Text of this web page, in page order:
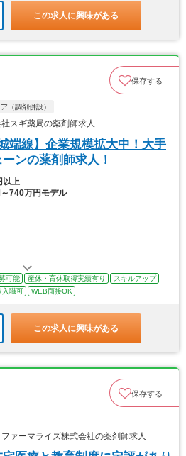
この求人に興味がある
保存する
（調剤併設）
スギ薬局の薬剤師求人
端線】企業規模拡大中！大手
ンの薬剤師求人！
以上
～740万円モデル
可能 産休・育休取得実績有り
スキルアップ
入職可 WEB面接OK
この求人に興味がある
保存する
ーマライズ株式会社の薬剤師求人